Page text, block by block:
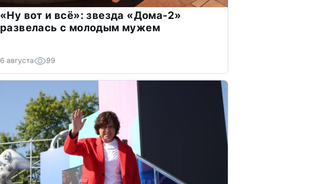
«Ну вот и всё»: звезда «Дома-2»
развелась с молодым мужем
6 августа 99